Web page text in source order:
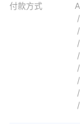
付款方式